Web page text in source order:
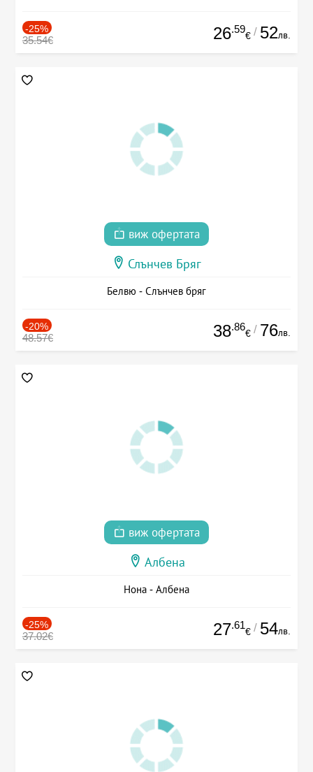
-25%
35.54€ 26.59
€ / 52лв.
виж офертата
Слънчев Бряг
Белвю - Слънчев бряг
-20%
48.57€ 38.86
€ / 76лв.
виж офертата
Албена
Нона - Албена
-25%
37.02€ 27.61
€ / 54лв.